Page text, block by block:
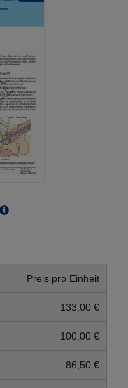
Preis pro Einheit
133,00 €
100,00 €
86,50 €